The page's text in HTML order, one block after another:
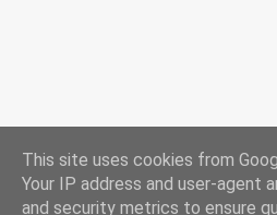
This site uses cookies from
Your IP address and user-agent
and security metrics to ensure